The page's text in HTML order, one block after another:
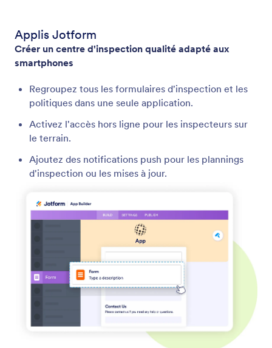
Applis Jotform
Créer un centre d'inspection qualité adapté aux
smartphones
Regroupez tous les formulaires d'inspection et les
politiques dans une seule application.
Activez l'accès hors ligne pour les inspecteurs sur
le terrain.
Ajoutez des notifications push pour les plannings
d'inspection ou les mises à jour.